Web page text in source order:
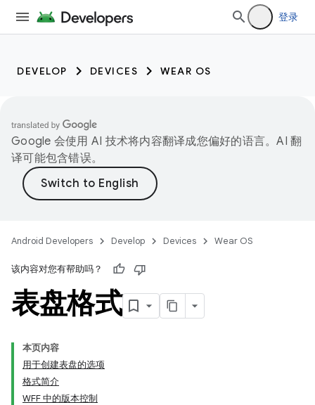
登录
DEVELOP DEVICES WEAR OS
Google 会使用 AI 技术将内容翻译成您偏好的语言。AI 翻
译可能包含错误。
Android Developers Develop Devices Wear OS
该内容对您有帮助吗？
表盘格式
本页内容
用于创建表盘的选项
格式简介
WFF 中的版本控制